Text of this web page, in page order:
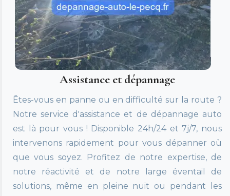
Assistance et dépannage
Êtes-vous en panne ou en difficulté sur la route ?
Notre service d'assistance et de dépannage auto
est là pour vous ! Disponible 24h/24 et 7j/7, nous
intervenons rapidement pour vous dépanner où
que vous soyez. Profitez de notre expertise, de
notre réactivité et de notre large éventail de
solutions, même en pleine nuit ou pendant les